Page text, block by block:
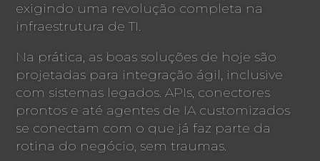
exigindo uma revolução completa na
infraestrutura de TI.
Na prática, as boas soluções de hoje são
projetadas para integração ágil, inclusive
com sistemas legados. APIs, conectores
prontos e até agentes de IA customizados
se conectam com o que já faz parte da
rotina do negócio, sem traumas.